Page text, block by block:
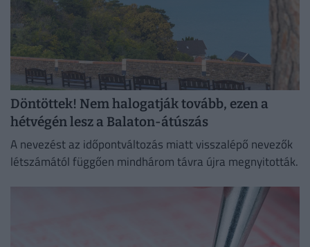
Döntöttek! Nem halogatják tovább, ezen a
hétvégén lesz a Balaton-átúszás
A nevezést az időpontváltozás miatt visszalépő nevezők
létszámától függően mindhárom távra újra megnyitották.